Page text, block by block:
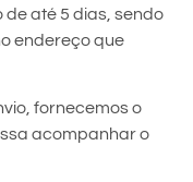
de até 5 dias, sendo
endereço que
fornecemos o
acompanhar o